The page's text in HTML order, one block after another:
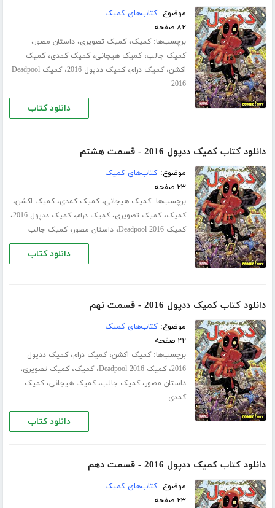
موضوع:کتاب‌های کمیک
۸۲ صفحه
برچسب‌ها:کمیک،کمیک تصویری،داستان مصور،
کمیک جالب،کمیک هیجانی،کمیک کمدی،کمیک
اکشن،کمیک درام،کمیک ددپول 2016 ،
کمیک Deadpool
2016
دانلود کتاب
دانلود کتاب کمیک ددپول 2016 - قسمت هشتم
موضوع:کتاب‌های کمیک
۲۳ صفحه
برچسب‌ها:کمیک هیجانی،کمیک کمدی،کمیک اکشن،
کمیک،کمیک تصویری،کمیک درام،کمیک ددپول 2016 ،
کمیک Deadpool 2016 ،داستان مصور،کمیک جالب
دانلود کتاب
دانلود کتاب کمیک ددپول 2016 - قسمت نهم
موضوع:کتاب‌های کمیک
۲۲ صفحه
برچسب‌ها:کمیک اکشن،کمیک درام،کمیک ددپول
2016،کمیک Deadpool 2016 ،کمیک،کمیک تصویری،
داستان مصور،کمیک جالب،کمیک هیجانی،کمیک
کمدی
دانلود کتاب
دانلود کتاب کمیک ددپول 2016 - قسمت دهم
موضوع:کتاب‌های کمیک
۲۳ صفحه